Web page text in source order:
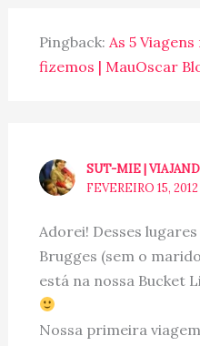
Pingback: As 5
fizemos | MauOscar
SUT-MIE |
FEVEREIRO 15,
Adorei! Desses
Brugges (sem o
está na nossa Bucket
Nossa primeira